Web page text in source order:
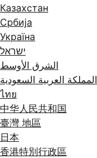
Казахстан
Србија
Україна
ישראל
الشرق الأوسط
المملكة العربية السعودية
ไทย
中华人民共和国
臺灣 地區
日本
香港特別行政區